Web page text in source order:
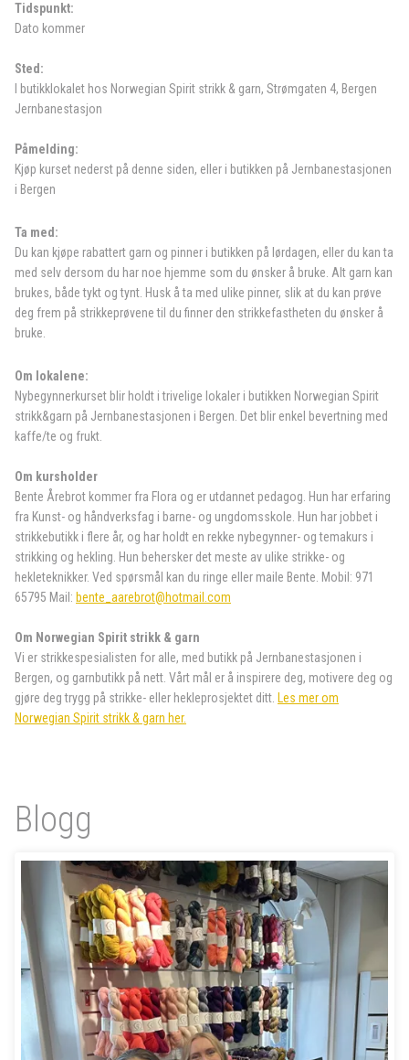
Tidspunkt:
Dato kommer
Sted:
I butikklokalet hos Norwegian Spirit strikk & garn, Strømgaten 4, Bergen
Jernbanestasjon
Påmelding:
Kjøp kurset nederst på denne siden, eller i butikken på Jernbanestasjonen
i Bergen
Ta med:
Du kan kjøpe rabattert garn og pinner i butikken på lørdagen, eller du kan ta
med selv dersom du har noe hjemme som du ønsker å bruke. Alt garn kan
brukes, både tykt og tynt. Husk å ta med ulike pinner, slik at du kan prøve
deg frem på strikkeprøvene til du finner den strikkefastheten du ønsker å
bruke.
Om lokalene:
Nybegynnerkurset blir holdt i trivelige lokaler i butikken Norwegian Spirit
strikk&garn på Jernbanestasjonen i Bergen. Det blir enkel bevertning med
kaffe/te og frukt.
Om kursholder
Bente Årebrot kommer fra Flora og er utdannet pedagog. Hun har erfaring
fra Kunst- og håndverksfag i barne- og ungdomsskole. Hun har jobbet i
strikkebutikk i flere år, og har holdt en rekke nybegynner- og temakurs i
strikking og hekling. Hun behersker det meste av ulike strikke- og
hekleteknikker. Ved spørsmål kan du ringe eller maile Bente. Mobil: 971
65795 Mail: bente_aarebrot@hotmail.com
Om Norwegian Spirit strikk & garn
Vi er strikkespesialisten for alle, med butikk på Jernbanestasjonen i
Bergen, og garnbutikk på nett. Vårt mål er å inspirere deg, motivere deg og
gjøre deg trygg på strikke- eller hekleprosjektet ditt. Les mer om
Norwegian Spirit strikk & garn her.
Blogg